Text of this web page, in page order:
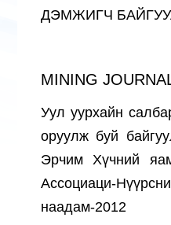
ДЭМЖИГЧ
MINING
Уул уурхайн
оруулж буй
Эрчим Хүчний
Ассоциаци-
наадам-2012